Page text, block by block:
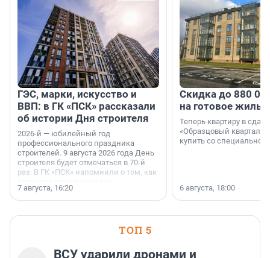
ГЭС, марки, искусство и
ВВП: в ГК «ПСК» рассказали
об истории Дня строителя
2026-й — юбилейный год
профессионального праздника
строителей. 9 августа 2026 года День
строителя будет отмечаться в 70-й
раз. В ГК «ПСК» напомнили о том, как
поменялась роль строительства.
7 августа, 16:20
Скидка до 880
на готовое
Теперь квартиру в
«Образцовый квартал
купить со специальной
6 августа, 18:00
ТОП 5
ВСУ ударили дронами и